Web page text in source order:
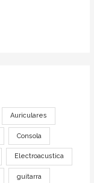
Auriculares
Consola
Electroacustica
guitarra